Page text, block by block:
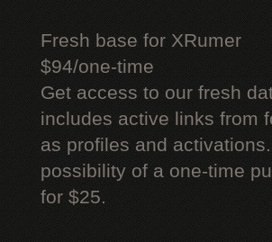
Fresh base for XRumer
$94/one-time
Get access to our fresh
includes active links from
as profiles and
possibility of a one-time
for $25.